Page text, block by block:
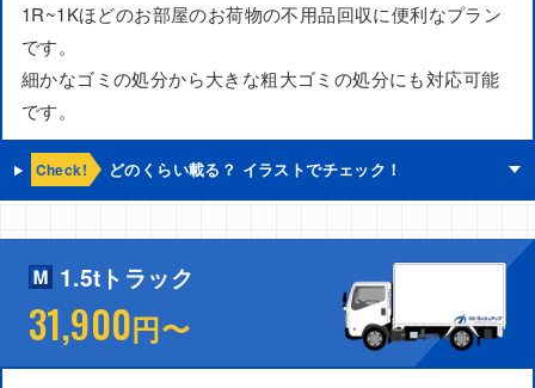
1R~1Kほどのお部屋のお荷物の不用品回収に便利なプラン
です。
細かなゴミの処分から大きな粗大ゴミの処分にも対応可能
です。
Check! どのくらい載る？ イラストでチェック！
1.5tトラック
31,900円〜